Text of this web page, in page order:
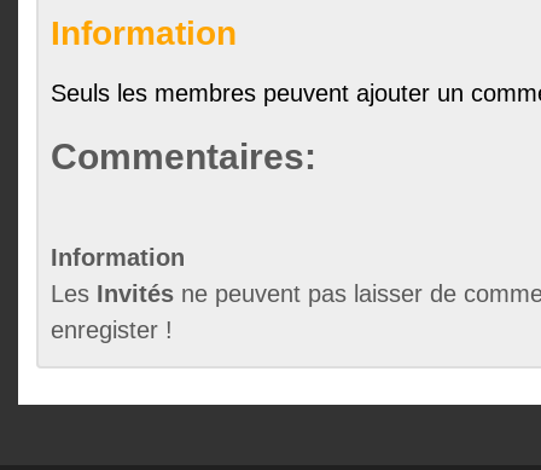
Information
Seuls les membres peuvent ajouter un
Commentaires:
Information
Les Invités ne peuvent pas laisser de
enregister !